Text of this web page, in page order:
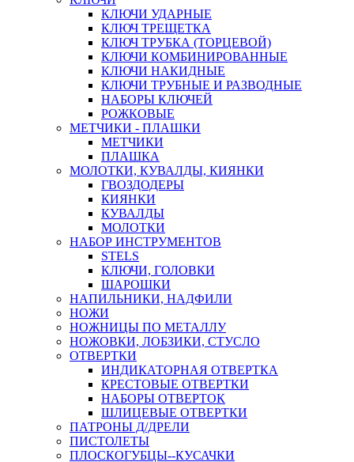
КЛЮЧИ УДАРНЫЕ
КЛЮЧ ТРЕЩЕТКА
КЛЮЧ ТРУБКА (ТОРЦЕВОЙ)
КЛЮЧИ КОМБИНИРОВАННЫЕ
КЛЮЧИ НАКИДНЫЕ
КЛЮЧИ ТРУБНЫЕ И РАЗВОДНЫЕ
НАБОРЫ КЛЮЧЕЙ
РОЖКОВЫЕ
МЕТЧИКИ - ПЛАШКИ
МЕТЧИКИ
ПЛАШКА
МОЛОТКИ, КУВАЛДЫ, КИЯНКИ
ГВОЗДОДЕРЫ
КИЯНКИ
КУВАЛДЫ
МОЛОТКИ
НАБОР ИНСТРУМЕНТОВ
STELS
КЛЮЧИ, ГОЛОВКИ
ШАРОШКИ
НАПИЛЬНИКИ, НАДФИЛИ
НОЖИ
НОЖНИЦЫ ПО МЕТАЛЛУ
НОЖОВКИ, ЛОБЗИКИ, СТУСЛО
ОТВЕРТКИ
ИНДИКАТОРНАЯ ОТВЕРТКА
КРЕСТОВЫЕ ОТВЕРТКИ
НАБОРЫ ОТВЕРТОК
ШЛИЦЕВЫЕ ОТВЕРТКИ
ПАТРОНЫ Д/ДРЕЛИ
ПИСТОЛЕТЫ
ПЛОСКОГУБЦЫ--КУСАЧКИ